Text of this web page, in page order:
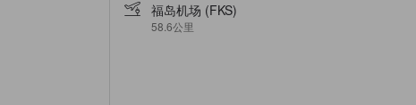
福岛机场 (FKS)
58.6公里